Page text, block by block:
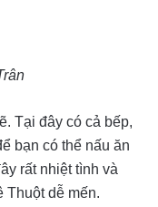
Tại đây có cả bếp,
bạn có thể nấu ăn
rất nhiệt tình và
Thuột dễ mến.